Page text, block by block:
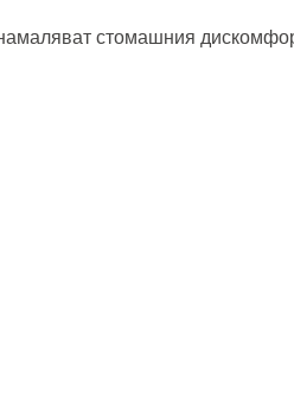
стомашния